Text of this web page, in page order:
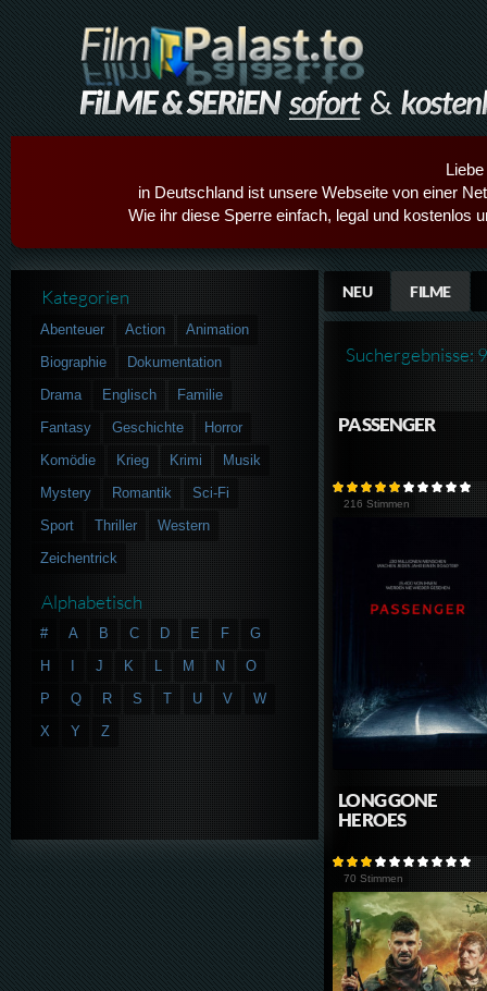
in Deutschland ist unsere Webseite von einer
Wie ihr diese Sperre einfach, legal und kostenlos
NEU FILME
Suchergebnisse: 9
PASSENGER
216 Stimmen
LONG GONE
HEROES
70 Stimmen
Kategorien
Abenteuer Action
Animation
Biographie
Dokumentation
Drama
Englisch
Familie
Fantasy
Geschichte
Horror
Komödie
Krieg Krimi
Musik
Mystery
Romantik
Sci-Fi
Sport
Thriller
Western
Zeichentrick
Alphabetisch
# A B C D E F
G
H
J K L M N
O
P
Q R S T U V
W
X
Y Z